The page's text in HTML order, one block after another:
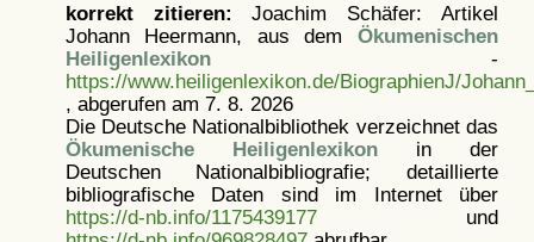
korrekt zitieren: Joachim Schäfer: Artikel
Johann Heermann, aus dem Ökumenischen
Heiligenlexikon-
https://www.heiligenlexikon.de/BiographienJ/
, abgerufen am 7. 8. 2026
Die Deutsche Nationalbibliothek verzeichnet das
Ökumenische Heiligenlexikonin der
Deutschen Nationalbibliografie; detaillierte
bibliografische Daten sind im Internet über
https://d-nb.info/1175439177und